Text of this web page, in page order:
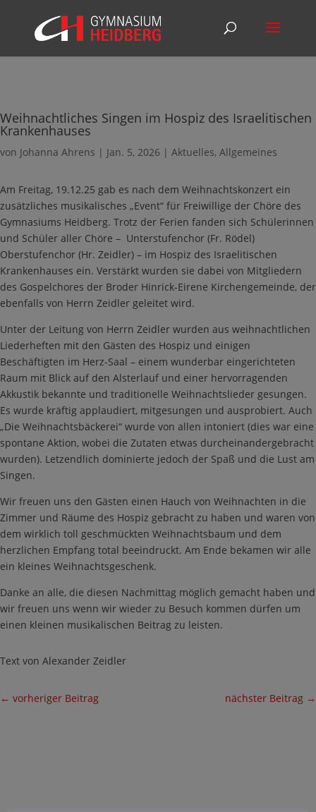
Weihnachtliches Singen im Hospiz des Israelitischen
Krankenhauses
von Johanna Ahrens | Jan. 5, 2026 | Aktuelles, Allgemeines
Am Freitag, 19.12.25 gab es nach dem Weihnachtskonzert ein
zusätzliches musikalisches „Event“ für Freiwillige der Chöre des
Gymnasiums Heidberg. Trotz der Ferien fanden sich Schülerinnen
und Schüler aller Chöre – Unterstufenchor (Fr. Rödel)
Oberstufenchor (Hr. Zeidler) – im Hospiz des Israelitischen
Krankenhauses ein. Verstärkt wurden sie dabei von Mitgliedern
des Gospelchores der Broder Hinrick-Eirene Kirchengemeinde, der
ebenfalls von Herrn Zeidler geleitet wird.
Unter der Leitung von Herrn Zeidler wurden aus weihnachtlichen
Liederheften mit den Gästen des Hospiz und einigen
Beschäftigten im Herz-Saal – einem wunderbar eingerichteten
Raum mit Blick auf den Alsterlauf und einer hervorragenden
Akkustik bekannte und traditionelle Weihnachtslieder gesungen.
Es wurde kräftig applaudiert, mitgesungen und ausprobiert. Auch
„Die Weihnachtsbäckerei“ wurde von allen intoniert (dies war eine
spontane Aktion, wobei die Zutaten etwas durcheinandergebracht
wurden). Letzendlich dominierte jedoch der Spaß und die Lust am
Singen.
Wir freuen uns den Gästen einen Hauch von Weihnachten in die
Zimmer und Räume des Hospiz gebracht zu haben und waren von
dem wirklich toll geschmückten Weihnachtsbaum und dem
herzlichen Empfang total beeindruckt. Am Ende bekamen wir alle
ein kleines Weihnachtsgeschenk.
Danke an alle, die diesen Nachmittag möglich gemacht haben und
wir freuen uns wenn wir wieder zu Besuch kommen dürfen um
einen kleinen musikalischen Beitrag zu leisten.
Text von Alexander Zeidler
← vorheriger Beitrag nächster Beitrag →